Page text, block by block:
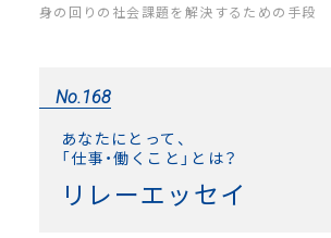
身の回りの社会課題を解決するための手段
No.168
あなたにとって、
「仕事・働くこと」とは？
リレーエッセイ